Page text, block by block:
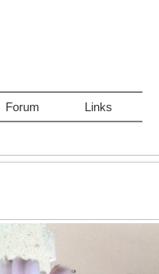
Forum Links